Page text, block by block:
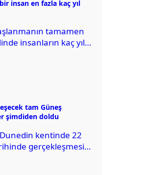
insan en fazla kaç yıl
tamamen
insanların kaç yıl
duyurdu.
tam Güneş
şimdiden doldu
Dunedin kentinde 22
gerçekleşmesi
tutulmasını canlı
kişiler,...